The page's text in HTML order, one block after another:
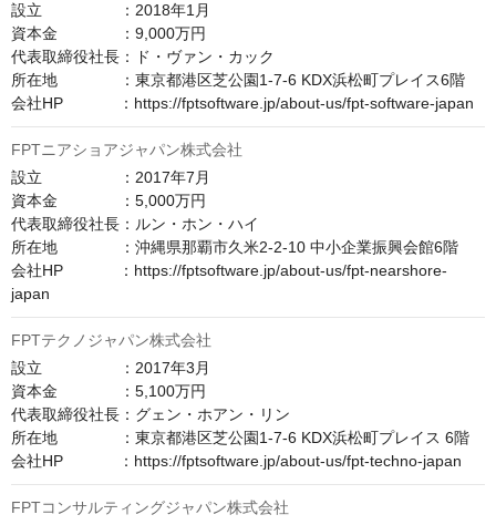
設立　　　　　：2018年1月
資本金　　　　：9,000万円
代表取締役社長：ド・ヴァン・カック
所在地　　　　：東京都港区芝公園1-7-6 KDX浜松町プレイス6階
会社HP　　　  ：https://fptsoftware.jp/about-us/fpt-software-japan
FPTニアショアジャパン株式会社
設立　　　　　：2017年7月
資本金　　　　：5,000万円
代表取締役社長：ルン・ホン・ハイ
所在地　　　　：沖縄県那覇市久米2-2-10 中小企業振興会館6階
会社HP　　　  ：https://fptsoftware.jp/about-us/fpt-nearshore-
japan
FPTテクノジャパン株式会社
設立　　　　　：2017年3月
資本金　　　　：5,100万円
代表取締役社長：グェン・ホアン・リン
所在地　　　　：東京都港区芝公園1-7-6 KDX浜松町プレイス 6階
会社HP　　　  ：https://fptsoftware.jp/about-us/fpt-techno-japan
FPTコンサルティングジャパン株式会社